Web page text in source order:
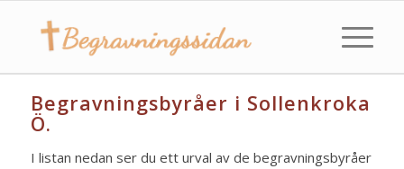
Begravningsbyråer i Sollenkroka
Ö.
I listan nedan ser du ett urval av de begravningsbyråer